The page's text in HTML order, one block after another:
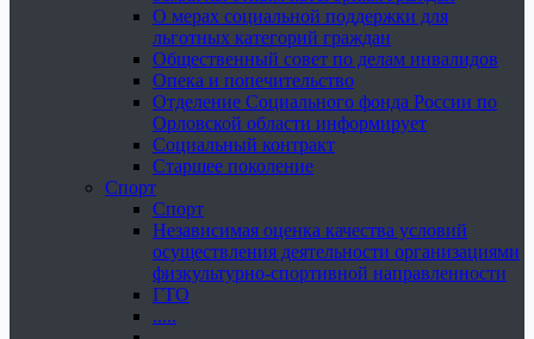
О мерах социальной поддержки для
льготных категорий граждан
Общественный совет по делам инвалидов
Опека и попечительство
Отделение Социального фонда России по
Орловской области информирует
Социальный контракт
Старшее поколение
Спорт
Спорт
Независимая оценка качества условий
осуществления деятельности организациями
физкультурно-спортивной направленности
ГТО
.....